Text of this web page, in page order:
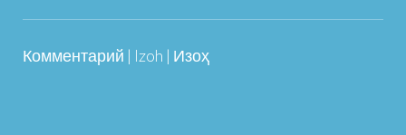
Комментарий | Izoh | Изоҳ